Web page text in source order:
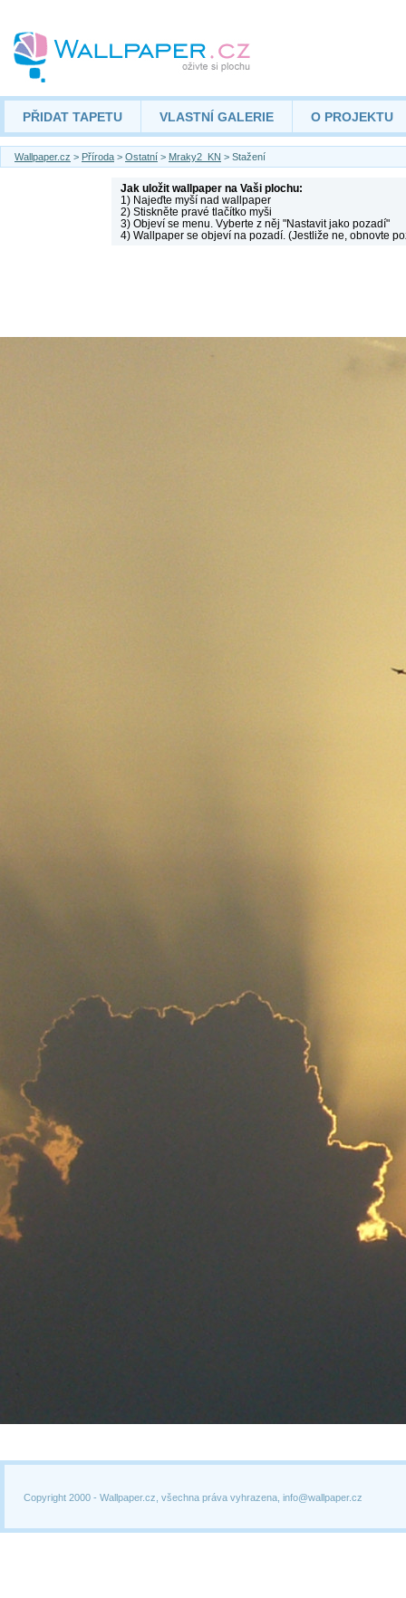
PŘIDAT TAPETU VLASTNÍ GALERIE O PROJEKTU
Wallpaper.cz > Příroda > Ostatní > Mraky2_KN > Stažení
Jak uložit wallpaper na Vaši plochu:
1) Najeďte myší nad wallpaper
2) Stiskněte pravé tlačítko myši
3) Objeví se menu. Vyberte z něj "Nastavit jako pozadí"
4) Wallpaper se objeví na pozadí. (Jestliže ne, obnovte
Copyright 2000 - Wallpaper.cz, všechna práva vyhrazena, info@wallpaper.cz